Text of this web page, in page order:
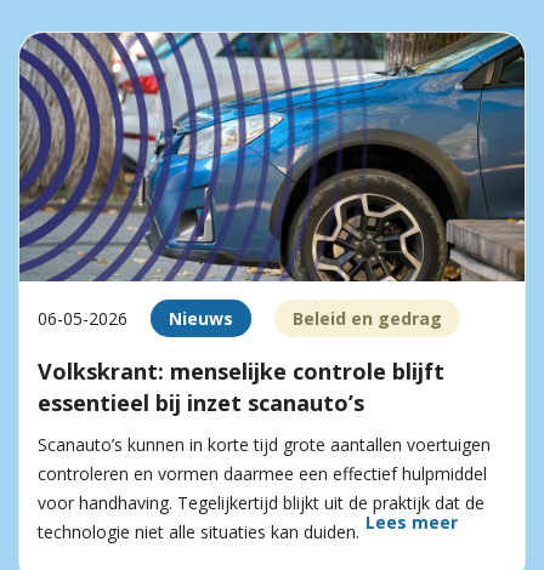
06-05-2026 Nieuws Beleid en gedrag
Volkskrant: menselijke controle blijft
essentieel bij inzet scanauto’s
Scanauto’s kunnen in korte tijd grote aantallen voertuigen
controleren en vormen daarmee een effectief hulpmiddel
voor handhaving. Tegelijkertijd blijkt uit de praktijk dat de
technologie niet alle situaties kan duiden. Lees meer